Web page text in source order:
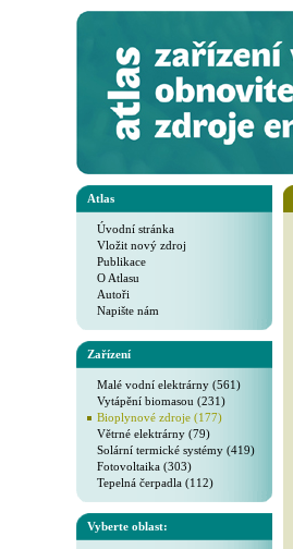
Atlas
Úvodní stránka
Vložit nový zdroj
Publikace
O Atlasu
Autoři
Napište nám
Zařízení
Malé vodní elektrárny (561)
Vytápění biomasou (231)
Bioplynové zdroje (177)
Větrné elektrárny (79)
Solární termické systémy (419)
Fotovoltaika (303)
Tepelná čerpadla (112)
Vyberte oblast: